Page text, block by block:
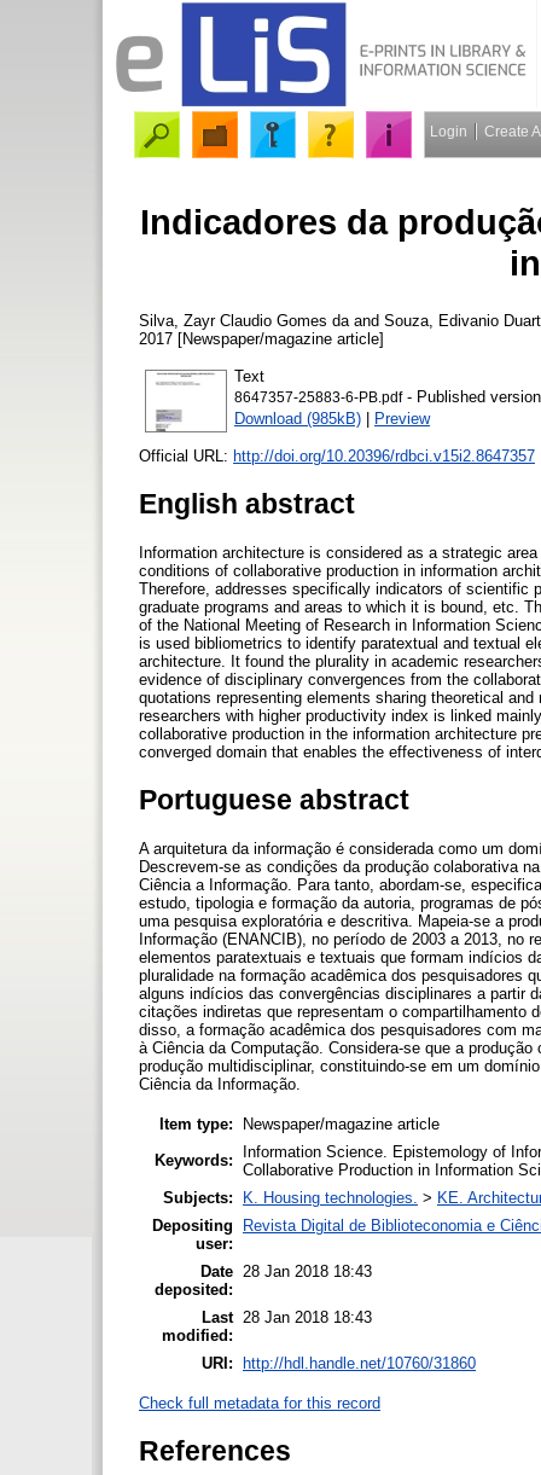
Login Create
Indicadores da
Silva, Zayr Claudio Gomes da and Souza, Edivanio
2017 [Newspaper/magazine article]
Text
8647357-25883-6-PB.pdf- Published version
Download (985kB) | Preview
Official URL: http://doi.org/10.20396/rdbci.v15i2.8647357
English abstract
Information architecture is considered as a strategic
conditions of collaborative production in information
Therefore, addresses specifically indicators of scientific
graduate programs and areas to which it is bound, etc.
of the National Meeting of Research in Information
is used bibliometrics to identify paratextual and textual
architecture. It found the plurality in academic
evidence of disciplinary convergences from the
quotations representing elements sharing theoretical
researchers with higher productivity index is linked
collaborative production in the information architecture
converged domain that enables the effectiveness of
Portuguese abstract
A arquitetura da informação é considerada como um
Descrevem-se as condições da produção colaborativa
Ciência a Informação. Para tanto, abordam-se,
estudo, tipologia e formação da autoria, programas de
uma pesquisa exploratória e descritiva. Mapeia-se a
Informação (ENANCIB), no período de 2003 a 2013, no
elementos paratextuais e textuais que formam indícios
pluralidade na formação acadêmica dos pesquisadores
alguns indícios das convergências disciplinares a partir
citações indiretas que representam o compartilhamento
disso, a formação acadêmica dos pesquisadores com
à Ciência da Computação. Considera-se que a
produção multidisciplinar, constituindo-se em um
Ciência da Informação.
Item type:
Newspaper/magazine article
Keywords:
Information Science. Epistemology of
Collaborative Production in Information
Subjects:
K. Housing technologies. > KE.
Depositing
user:
Revista Digital de Biblioteconomia e
Date
deposited:
28 Jan 2018 18:43
Last
modified:
28 Jan 2018 18:43
URI: http://hdl.handle.net/10760/31860
Check full metadata for this record
References